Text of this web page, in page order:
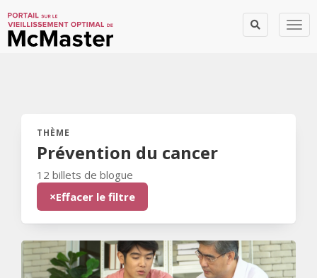
THÈME
Billets de blogue:
Prévention du cancer
12 billets de blogue
×Effacer le filtre